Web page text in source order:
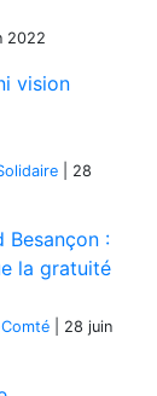
2022
vision
28
Besançon :
la gratuité
28 juin